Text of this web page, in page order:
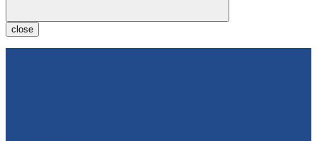
close